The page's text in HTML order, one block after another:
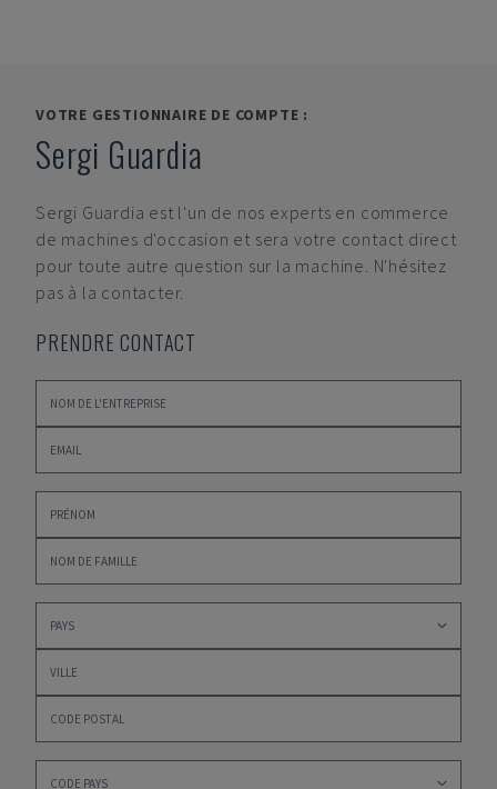
VOTRE GESTIONNAIRE DE COMPTE :
Sergi Guardia
Sergi Guardia est l'un de nos experts en commerce
de machines d'occasion et sera votre contact direct
pour toute autre question sur la machine. N'hésitez
pas à la contacter.
PRENDRE CONTACT